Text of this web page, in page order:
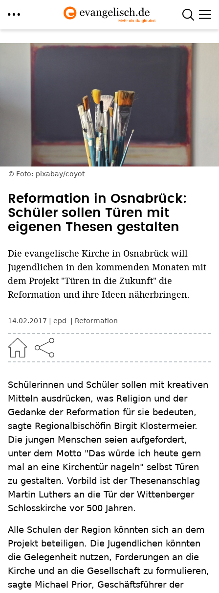
Foto: pixabay/coyot
Reformation in Osnabrück:
Schüler sollen Türen mit
eigenen Thesen gestalten
Die evangelische Kirche in Osnabrück will
Jugendlichen in den kommenden Monaten mit
dem Projekt "Türen in die Zukunft" die
Reformation und ihre Ideen näherbringen.
14.02.2017 epd Reformation
Schülerinnen und Schüler sollen mit kreativen
Mitteln ausdrücken, was Religion und der
Gedanke der Reformation für sie bedeuten,
sagte Regionalbischöfin Birgit Klostermeier.
Die jungen Menschen seien aufgefordert,
unter dem Motto "Das würde ich heute gern
mal an eine Kirchentür nageln" selbst Türen
zu gestalten. Vorbild ist der Thesenanschlag
Martin Luthers an die Tür der Wittenberger
Schlosskirche vor 500 Jahren.
Alle Schulen der Region könnten sich an dem
Projekt beteiligen. Die Jugendlichen könnten
die Gelegenheit nutzen, Forderungen an die
Kirche und an die Gesellschaft zu formulieren,
sagte Michael Prior, Geschäftsführer der